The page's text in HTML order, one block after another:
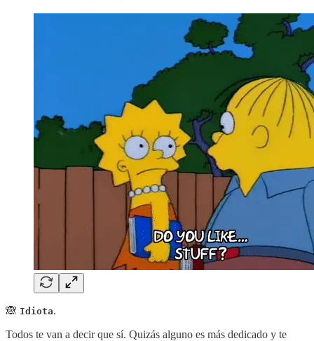
🙈 Idiota.
Todos te van a decir que sí. Quizás alguno es más dedicado y te